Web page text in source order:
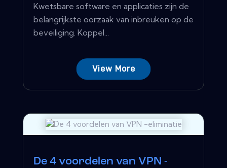
Kwetsbare software en applicaties zijn de
belangrijkste oorzaak van inbreuken op de
beveiliging. Koppel...
View More
De 4 voordelen van VPN -